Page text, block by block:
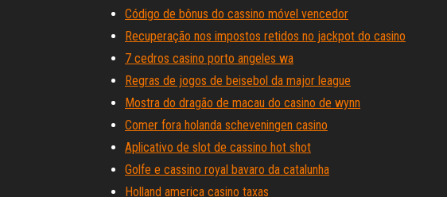
Código de bônus do cassino móvel vencedor
Recuperação nos impostos retidos no jackpot do casino
7 cedros casino porto angeles wa
Regras de jogos de beisebol da major league
Mostra do dragão de macau do casino de wynn
Comer fora holanda scheveningen casino
Aplicativo de slot de cassino hot shot
Golfe e cassino royal bavaro da catalunha
Holland america casino taxas